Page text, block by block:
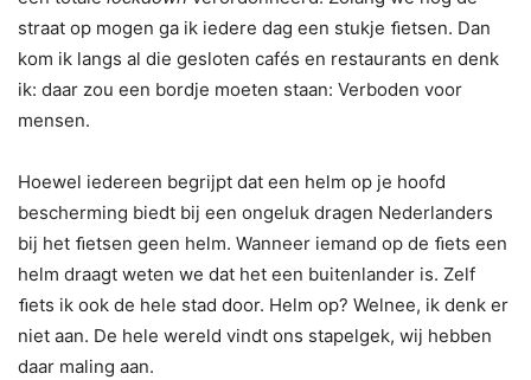
straat op mogen ga ik iedere dag een stukje ﬁetsen. Dan
kom ik langs al die gesloten cafés en restaurants en denk
ik: daar zou een bordje moeten staan: Verboden voor
mensen.
Hoewel iedereen begrijpt dat een helm op je hoofd
bescherming biedt bij een ongeluk dragen Nederlanders
bij het ﬁetsen geen helm. Wanneer iemand op de ﬁets een
helm draagt weten we dat het een buitenlander is. Zelf
ﬁets ik ook de hele stad door. Helm op? Welnee, ik denk er
niet aan. De hele wereld vindt ons stapelgek, wij hebben
daar maling aan.